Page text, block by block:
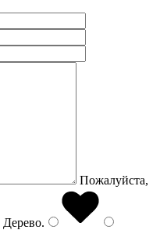
Пожалуйста,
Дерево.